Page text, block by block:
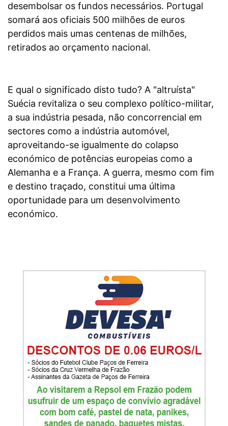
desembolsar os fundos necessários. Portugal
somará aos oficiais 500 milhões de euros
perdidos mais umas centenas de milhões,
retirados ao orçamento nacional.
E qual o significado disto tudo? A "altruísta"
Suécia revitaliza o seu complexo político-militar,
a sua indústria pesada, não concorrencial em
sectores como a indústria automóvel,
aproveitando-se igualmente do colapso
económico de potências europeias como a
Alemanha e a França. A guerra, mesmo com fim
e destino traçado, constitui uma última
oportunidade para um desenvolvimento
económico.